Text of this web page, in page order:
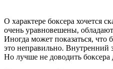
О характере боксера хочется
очень уравновешены,
Иногда может показаться, что
это неправильно. Внутренний
Но лучше не доводить боксера